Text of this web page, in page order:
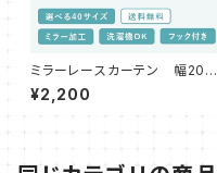
ミラーレースカーテン 幅200c
m 高さ223・228・233・238c
m
¥2,200